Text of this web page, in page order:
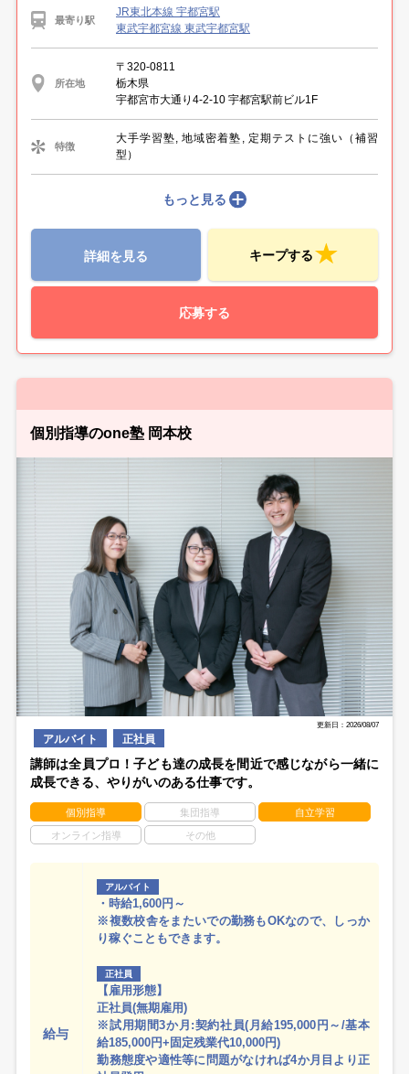
最寄り駅
JR東北本線 宇都宮駅
東武宇都宮線 東武宇都宮駅
所在地
〒320-0811
栃木県
宇都宮市大通り4-2-10 宇都宮駅前ビル1F
特徴
大手学習塾, 地域密着塾, 定期テストに強い（補習
型）
もっと見る
詳細を見る キープする
応募する
個別指導のone塾 岡本校
更新日：2026/08/07
アルバイト 正社員
講師は全員プロ！子ども達の成長を間近で感じながら一緒に
成長できる、やりがいのある仕事です。
個別指導 集団指導 自立学習
オンライン指導 その他
給与
アルバイト
・時給1,600円～
※複数校舎をまたいでの勤務もOKなので、しっか
り稼ぐこともできます。
正社員
【雇用形態】
正社員(無期雇用)
※試用期間3か月:契約社員(月給195,000円～/基本
給185,000円+固定残業代10,000円)
勤務態度や適性等に問題がなければ4か月目より正